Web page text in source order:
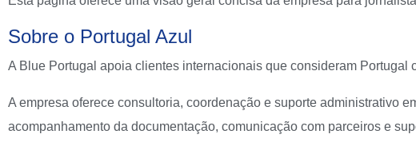
Sobre o Portugal Azul
A Blue Portugal apoia clientes internacionais que consideram
A empresa oferece consultoria, coordenação e suporte administrativo
acompanhamento da documentação, comunicação com parceiros e